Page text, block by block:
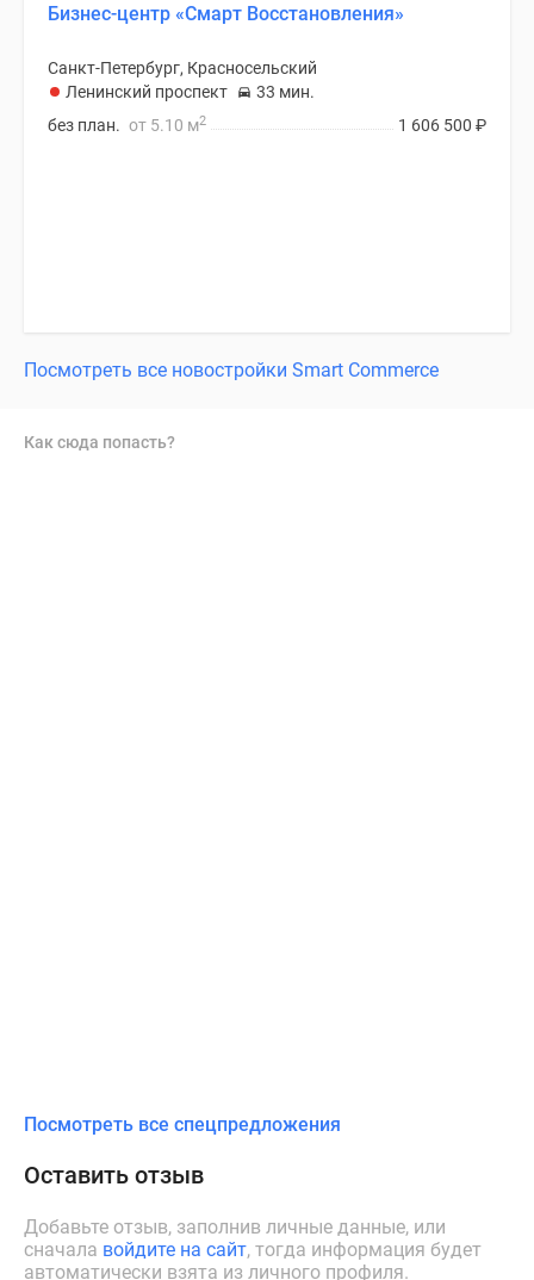
Бизнес-центр «Смарт Восстановления»
Санкт-Петербург, Красносельский
Ленинский проспект
33 мин.
1 606 500 ₽
без план. от 5.10 м2
Посмотреть все новостройки Smart Commerce
Как сюда попасть?
Посмотреть все спецпредложения
Оставить отзыв
Добавьте отзыв, заполнив личные данные, или
сначала войдите на сайт, тогда информация будет
автоматически взята из личного профиля.